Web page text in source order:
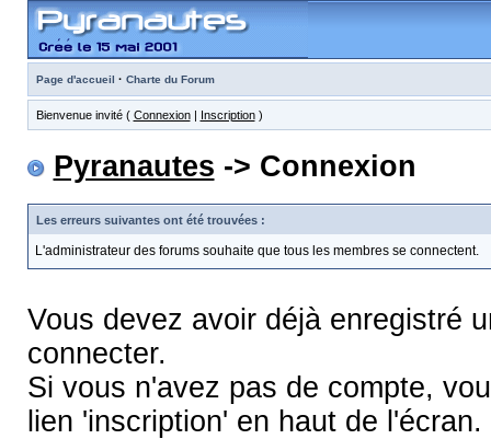
Page d'accueil · Charte du Forum
Bienvenue invité ( Connexion| Inscription)
Pyranautes -> Connexion
Les erreurs suivantes ont été trouvées :
L'administrateur des forums souhaite que tous les membres se connectent.
Vous devez avoir déjà enregistré
connecter.
Si vous n'avez pas de compte,
lien 'inscription' en haut de l'écran.